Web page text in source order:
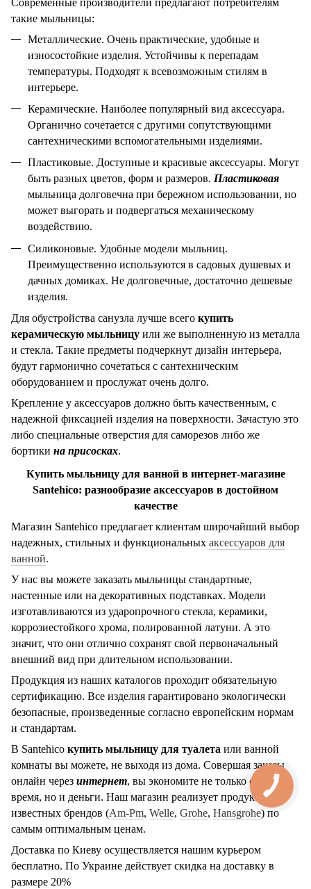
такие мыльницы:
Металлические. Очень практические, удобные и
износостойкие изделия. Устойчивы к перепадам
температуры. Подходят к всевозможным стилям в
интерьере.
Керамические. Наиболее популярный вид аксессуара.
Органично сочетается с другими сопутствующими
сантехническими вспомогательными изделиями.
Пластиковые. Доступные и красивые аксессуары. Могут
быть разных цветов, форм и размеров. Пластиковая
мыльница долговечна при бережном использовании, но
может выгорать и подвергаться механическому
воздействию.
Силиконовые. Удобные модели мыльниц.
Преимущественно используются в садовых душевых и
дачных домиках. Не долговечные, достаточно дешевые
изделия.
Для обустройства санузла лучше всего купить
керамическую мыльницу или же выполненную из металла
и стекла. Такие предметы подчеркнут дизайн интерьера,
будут гармонично сочетаться с сантехническим
оборудованием и прослужат очень долго.
Крепление у аксессуаров должно быть качественным, с
надежной фиксацией изделия на поверхности. Зачастую это
либо специальные отверстия для саморезов либо же
бортики на присосках.
Купить мыльницу для ванной в интернет-магазине
Santehico: разнообразие аксессуаров в достойном
качестве
Магазин Santehico предлагает клиентам широчайший выбор
надежных, стильных и функциональных аксессуаров для
ванной.
У нас вы можете заказать мыльницы стандартные,
настенные или на декоративных подставках. Модели
изготавливаются из ударопрочного стекла, керамики,
коррозиестойкого хрома, полированной латуни. А это
значит, что они отлично сохранят свой первоначальный
внешний вид при длительном использовании.
Продукция из наших каталогов проходит обязательную
сертификацию. Все изделия гарантировано экологически
безопасные, произведенные согласно европейским нормам
и стандартам.
В Santehico купить мыльницу для туалета или ванной
комнаты вы можете, не выходя из дома. Совершая заказы
онлайн через интернет, вы экономите не только свое
время, но и деньги. Наш магазин реализует продукцию
известных брендов (Am-Pm, Welle, Grohe, Hansgrohe) по
самым оптимальным ценам.
Доставка по Киеву осуществляется нашим курьером
бесплатно. По Украине действует скидка на доставку в
размере 20%